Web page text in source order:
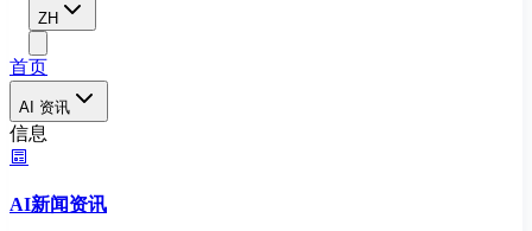
ZH
首页
AI 资讯
信息
AI新闻资讯